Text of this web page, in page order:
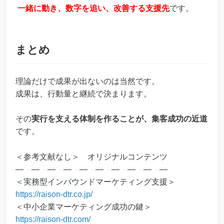
一緒に動き、数字を追い、改善する支援先です。
まとめ
理論だけで成果が出ないのは当然です。
成果は、行動量と継続で決まります。
その実行を支える体制を作ることが、集客成功の近道
です。
＜参考文献なし＞ オリジナルコンテンツ
― ― ― ― ― ― ― ― ― ―
＜実務型インバウンドマーケティング支援＞
https://raison-dtr.co.jp/
＜中小企業マーケティング成功の鍵＞
https://raison-dtr.com/